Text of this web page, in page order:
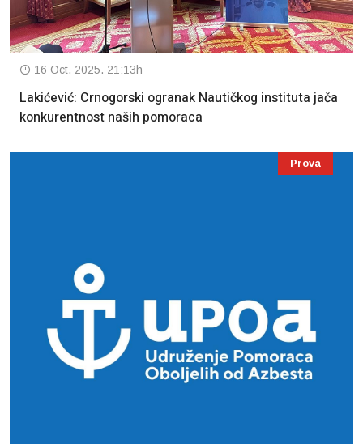
16 Oct, 2025. 21:13h
Lakićević: Crnogorski ogranak Nautičkog instituta jača
konkurentnost naših pomoraca
Prova